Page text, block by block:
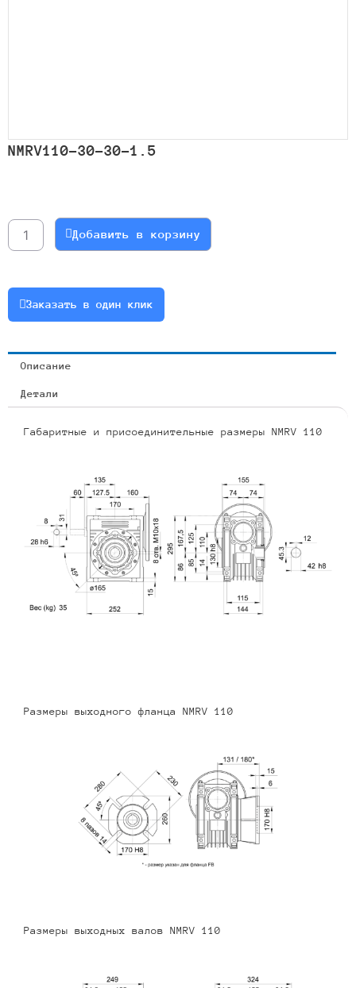
NMRV110-30-30-1.5
NMRV110-
30-
Добавить в корзину
Заказать в один клик
Описание
Детали
Габаритные и присоединительные размеры NMRV 110
Размеры выходного фланца NMRV 110
Размеры выходных валов NMRV 110